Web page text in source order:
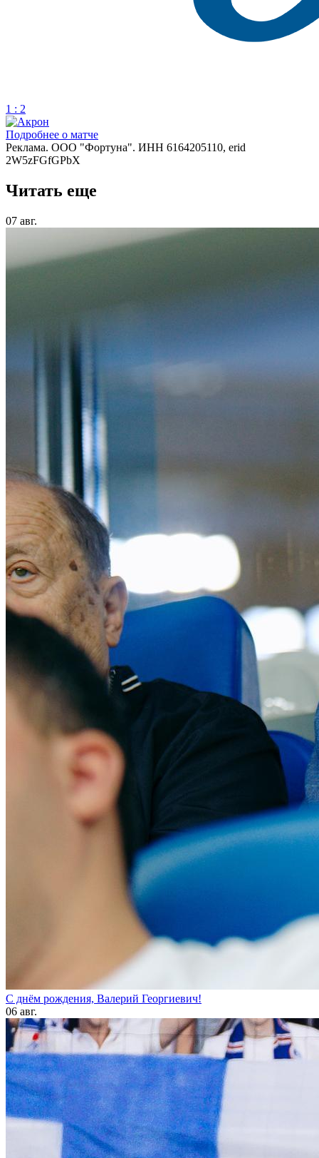
1 : 2
Подробнее о матче
Реклама. ООО "Фортуна". ИНН 6164205110, erid
2W5zFGfGPbX
Читать еще
07 авг.
С днём рождения, Валерий Георгиевич!
06 авг.